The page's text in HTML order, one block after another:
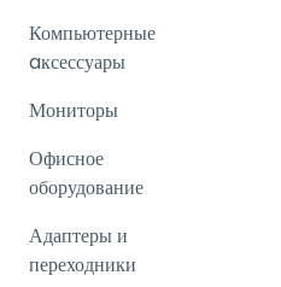
Компьютерные
aксессуары
Мониторы
Офисное
оборудование
Адаптеры и
переходники